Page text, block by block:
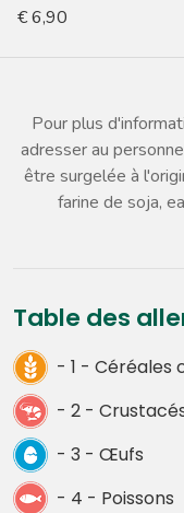
€ 6,90
Pour plus
adresser au
être surgelée à
farine de soja,
Table des
- 1 - Céréales
- 2 -
- 3 - Œufs
- 4 - Poissons